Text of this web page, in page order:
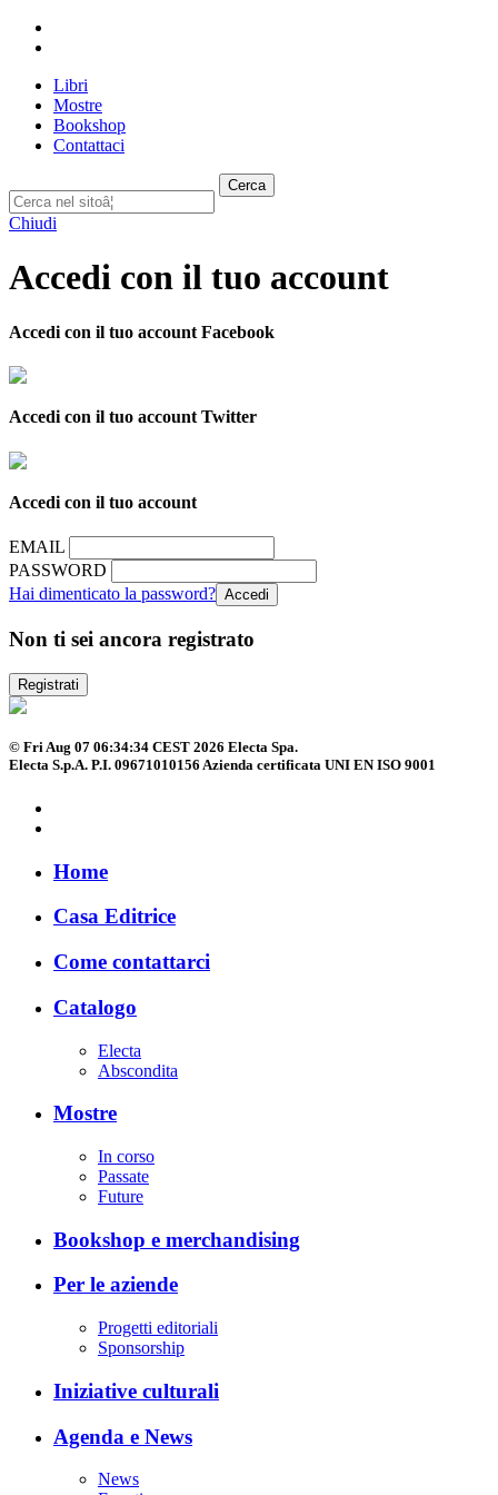
Libri
Mostre
Bookshop
Contattaci
Cerca
Chiudi
Accedi con il tuo account
Accedi con il tuo account Facebook
Accedi con il tuo account Twitter
Accedi con il tuo account
EMAIL
PASSWORD
Hai dimenticato la password?
Non ti sei ancora registrato
Registrati
© Fri Aug 07 06:34:34 CEST 2026 Electa Spa.
Electa S.p.A. P.I. 09671010156 Azienda certificata UNI EN ISO 9001
Home
Casa Editrice
Come contattarci
Catalogo
Electa
Abscondita
Mostre
In corso
Passate
Future
Bookshop e merchandising
Per le aziende
Progetti editoriali
Sponsorship
Iniziative culturali
Agenda e News
News